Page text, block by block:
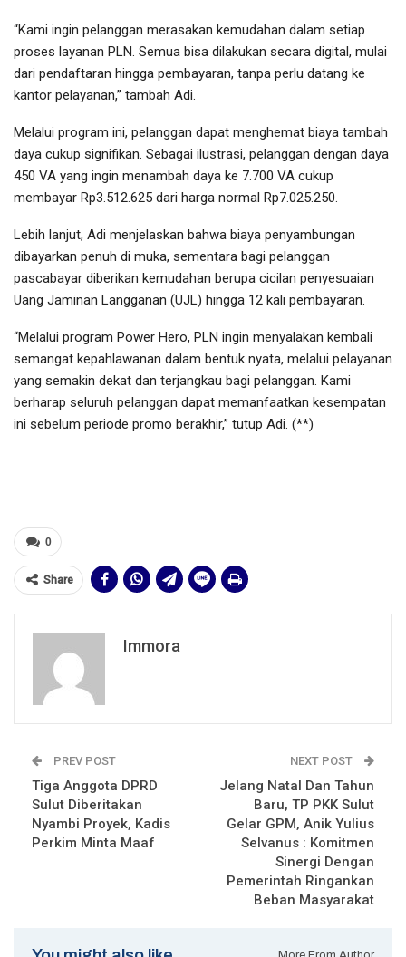
“Kami ingin pelanggan merasakan kemudahan dalam setiap
proses layanan PLN. Semua bisa dilakukan secara digital, mulai
dari pendaftaran hingga pembayaran, tanpa perlu datang ke
kantor pelayanan,” tambah Adi.
Melalui program ini, pelanggan dapat menghemat biaya tambah
daya cukup signifikan. Sebagai ilustrasi, pelanggan dengan daya
450 VA yang ingin menambah daya ke 7.700 VA cukup
membayar Rp3.512.625 dari harga normal Rp7.025.250.
Lebih lanjut, Adi menjelaskan bahwa biaya penyambungan
dibayarkan penuh di muka, sementara bagi pelanggan
pascabayar diberikan kemudahan berupa cicilan penyesuaian
Uang Jaminan Langganan (UJL) hingga 12 kali pembayaran.
“Melalui program Power Hero, PLN ingin menyalakan kembali
semangat kepahlawanan dalam bentuk nyata, melalui pelayanan
yang semakin dekat dan terjangkau bagi pelanggan. Kami
berharap seluruh pelanggan dapat memanfaatkan kesempatan
ini sebelum periode promo berakhir,” tutup Adi. (**)
0
Share
Immora
PREV POST
Tiga Anggota DPRD
Sulut Diberitakan
Nyambi Proyek, Kadis
Perkim Minta Maaf
NEXT POST
Jelang Natal Dan Tahun
Baru, TP PKK Sulut
Gelar GPM, Anik Yulius
Selvanus : Komitmen
Sinergi Dengan
Pemerintah Ringankan
Beban Masyarakat